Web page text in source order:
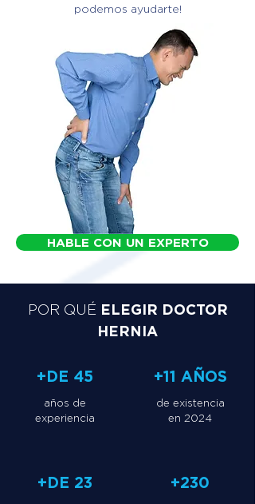
podemos ayudarte!
HABLE CON UN EXPERTO
POR QUÉ ELEGIR DOCTOR
HERNIA
+DE 45
años de
experiencia
+DE 23
+11 AÑOS
de existencia
en 2024
+230